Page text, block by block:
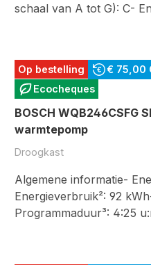
schaal van A tot G): C-
Op bestelling
€ 75,00
Ecocheques
BOSCH WQB246CSFG
warmtepomp
Droogkast
Algemene informatie-
Energieverbruik²: 92
Programmaduur³: 4:25